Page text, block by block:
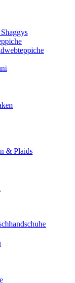
& Plaids